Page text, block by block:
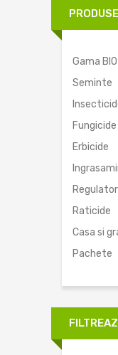
PRODUSE
Gama BIO
Seminte
Fungicide
Erbicide
Raticide
Casa si
Pachete